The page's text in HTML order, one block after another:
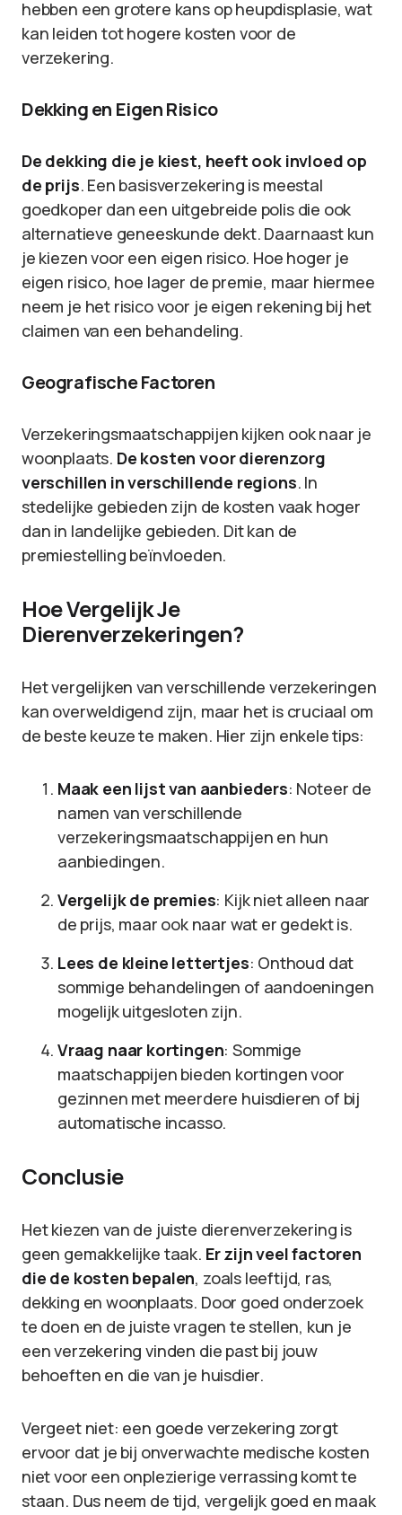
hebben een grotere kans op heupdisplasie, wat
kan leiden tot hogere kosten voor de
verzekering.
Dekking en Eigen Risico
De dekking die je kiest, heeft ook invloed op
de prijs. Een basisverzekering is meestal
goedkoper dan een uitgebreide polis die ook
alternatieve geneeskunde dekt. Daarnaast kun
je kiezen voor een eigen risico. Hoe hoger je
eigen risico, hoe lager de premie, maar hiermee
neem je het risico voor je eigen rekening bij het
claimen van een behandeling.
Geografische Factoren
Verzekeringsmaatschappijen kijken ook naar je
woonplaats. De kosten voor dierenzorg
verschillen in verschillende regions. In
stedelijke gebieden zijn de kosten vaak hoger
dan in landelijke gebieden. Dit kan de
premiestelling beïnvloeden.
Hoe Vergelijk Je
Dierenverzekeringen?
Het vergelijken van verschillende verzekeringen
kan overweldigend zijn, maar het is cruciaal om
de beste keuze te maken. Hier zijn enkele tips:
Maak een lijst van aanbieders: Noteer de
namen van verschillende
verzekeringsmaatschappijen en hun
aanbiedingen.
Vergelijk de premies: Kijk niet alleen naar
de prijs, maar ook naar wat er gedekt is.
Lees de kleine lettertjes: Onthoud dat
sommige behandelingen of aandoeningen
mogelijk uitgesloten zijn.
Vraag naar kortingen: Sommige
maatschappijen bieden kortingen voor
gezinnen met meerdere huisdieren of bij
automatische incasso.
Conclusie
Het kiezen van de juiste dierenverzekering is
geen gemakkelijke taak. Er zijn veel factoren
die de kosten bepalen, zoals leeftijd, ras,
dekking en woonplaats. Door goed onderzoek
te doen en de juiste vragen te stellen, kun je
een verzekering vinden die past bij jouw
behoeften en die van je huisdier.
Vergeet niet: een goede verzekering zorgt
ervoor dat je bij onverwachte medische kosten
niet voor een onplezierige verrassing komt te
staan. Dus neem de tijd, vergelijk goed en maak